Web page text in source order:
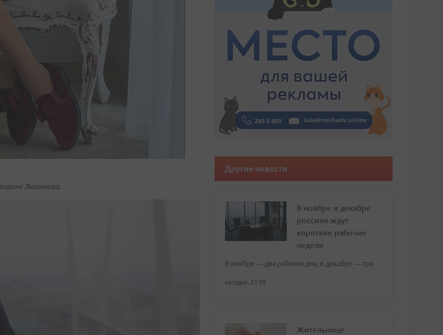
Лысенкова.
Другие новости
В ноябре и декабре
россиян ждут
короткие рабочие
недели
В ноябре — два рабочих дня, в декабре — три
сегодня, 21:09
Жительнице